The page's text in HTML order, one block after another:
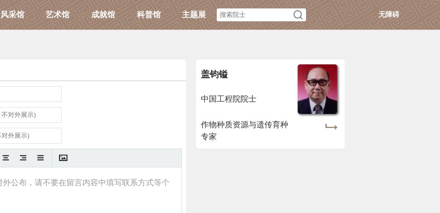
风采馆 艺术馆 成就馆 科普馆 主题展 无障碍
盖钧镒
中国工程院院士
作物种质资源与遗传育种
专家